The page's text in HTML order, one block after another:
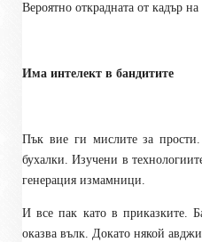
Вероятно открадната от кадър
Има интелект в бандитите
Пък вие ги мислите за
бухалки. Изучени в
генерация измамници.
И все пак като в приказките.
оказва вълк. Докато някой